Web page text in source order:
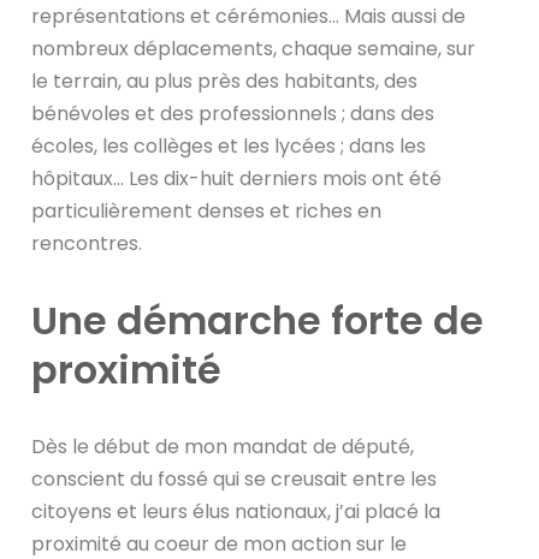
représentations et cérémonies… Mais aussi de
nombreux déplacements, chaque semaine, sur
le terrain, au plus près des habitants, des
bénévoles et des professionnels ; dans des
écoles, les collèges et les lycées ; dans les
hôpitaux… Les dix-huit derniers mois ont été
particulièrement denses et riches en
rencontres.
Une démarche forte de
proximité
Dès le début de mon mandat de député,
conscient du fossé qui se creusait entre les
citoyens et leurs élus nationaux, j’ai placé la
proximité au coeur de mon action sur le